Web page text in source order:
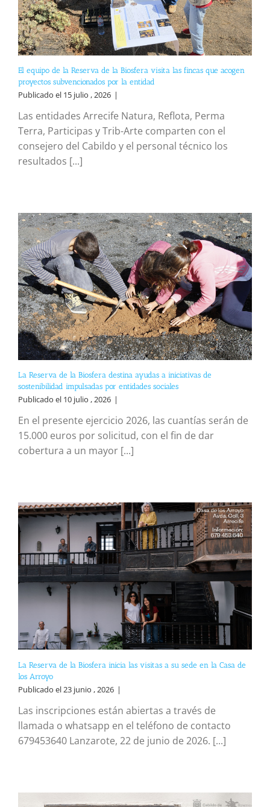
El equipo de la Reserva de la Biosfera visita las fincas que acogen
proyectos subvencionados por la entidad
Publicado el 15 julio , 2026 |
Las entidades Arrecife Natura, Reflota, Perma
Terra, Participas y Trib-Arte comparten con el
consejero del Cabildo y el personal técnico los
resultados [...]
La Reserva de la Biosfera destina ayudas a iniciativas de
sostenibilidad impulsadas por entidades sociales
Publicado el 10 julio , 2026 |
En el presente ejercicio 2026, las cuantías serán de
15.000 euros por solicitud, con el fin de dar
cobertura a un mayor [...]
La Reserva de la Biosfera inicia las visitas a su sede en la Casa de
los Arroyo
Publicado el 23 junio , 2026 |
Las inscripciones están abiertas a través de
llamada o whatsapp en el teléfono de contacto
679453640 Lanzarote, 22 de junio de 2026. [...]